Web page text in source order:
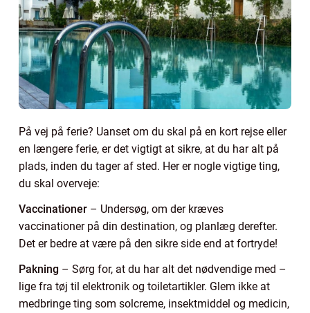
På vej på ferie? Uanset om du skal på en kort rejse eller
en længere ferie, er det vigtigt at sikre, at du har alt på
plads, inden du tager af sted. Her er nogle vigtige ting,
du skal overveje:
Vaccinationer – Undersøg, om der kræves
vaccinationer på din destination, og planlæg derefter.
Det er bedre at være på den sikre side end at fortryde!
Pakning – Sørg for, at du har alt det nødvendige med –
lige fra tøj til elektronik og toiletartikler. Glem ikke at
medbringe ting som solcreme, insektmiddel og medicin,